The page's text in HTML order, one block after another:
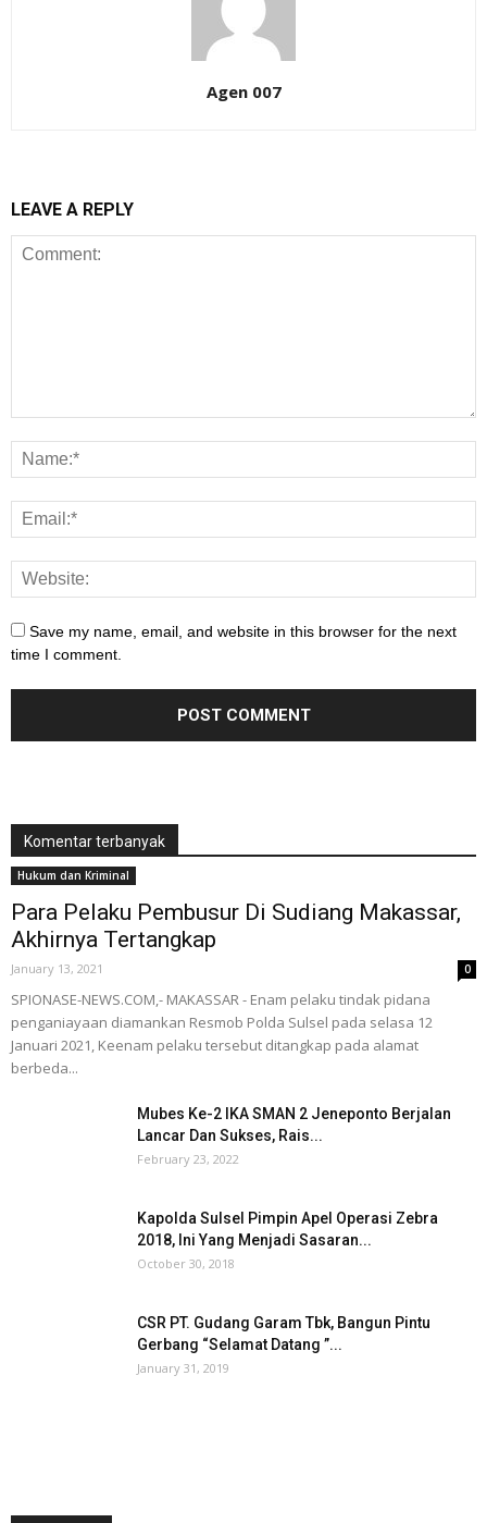
Agen 007
LEAVE A REPLY
Save my name, email, and website in this browser for the next
time I comment.
Komentar terbanyak
Hukum dan Kriminal
Para Pelaku Pembusur Di Sudiang Makassar,
Akhirnya Tertangkap
January 13, 2021 0
SPIONASE-NEWS.COM,- MAKASSAR - Enam pelaku tindak pidana
penganiayaan diamankan Resmob Polda Sulsel pada selasa 12
Januari 2021, Keenam pelaku tersebut ditangkap pada alamat
berbeda...
Mubes Ke-2 IKA SMAN 2 Jeneponto Berjalan
Lancar Dan Sukses, Rais...
February 23, 2022
Kapolda Sulsel Pimpin Apel Operasi Zebra
2018, Ini Yang Menjadi Sasaran...
October 30, 2018
CSR PT. Gudang Garam Tbk, Bangun Pintu
Gerbang “Selamat Datang ”...
January 31, 2019